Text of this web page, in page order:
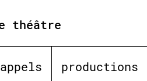
théâtre
appels productions